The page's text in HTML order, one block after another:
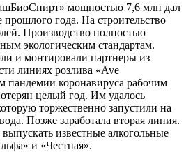
мощностью 7,6 млн дал
прошлого года. На строительство
Производство полностью
экологическим стандартам.
и монтировали партнеры из
линиях розлива «Ave
пандемии коронавируса рабочим
целый год. Им удалось
торжественно запустили на
Позже заработала вторая линия.
известные алкогольные
и «Честная».